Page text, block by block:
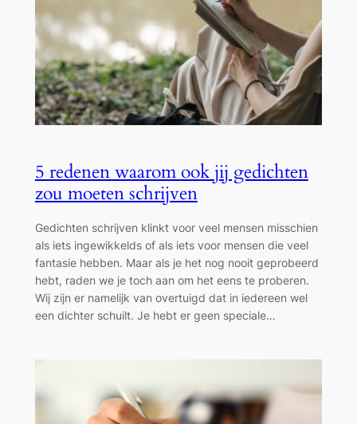
5 redenen waarom ook jij gedichten
zou moeten schrijven
Gedichten schrijven klinkt voor veel mensen misschien
als iets ingewikkelds of als iets voor mensen die veel
fantasie hebben. Maar als je het nog nooit geprobeerd
hebt, raden we je toch aan om het eens te proberen.
Wij zijn er namelijk van overtuigd dat in iedereen wel
een dichter schuilt. Je hebt er geen speciale…